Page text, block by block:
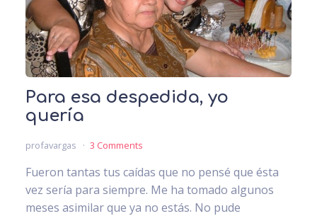
Para esa despedida, yo
quería
profavargas 3 Comments
Fueron tantas tus caídas que no pensé que ésta
vez sería para siempre. Me ha tomado algunos
meses asimilar que ya no estás. No pude